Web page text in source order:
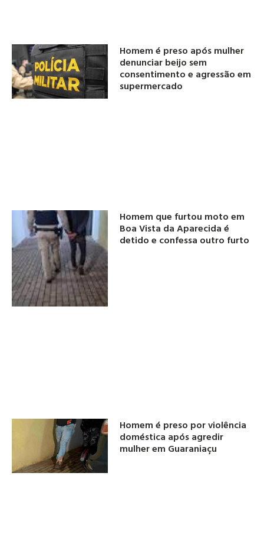
Homem é preso após mulher
denunciar beijo sem
consentimento e agressão em
supermercado
Homem que furtou moto em
Boa Vista da Aparecida é
detido e confessa outro furto
Homem é preso por violência
doméstica após agredir
mulher em Guaraniaçu